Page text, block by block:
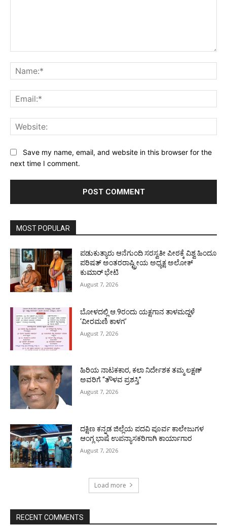
Save my name, email, and website in this browser for the
next time I comment.
MOST POPULAR
ಪಡುಕುತ್ಯಾರು ಆನೆಗುಂದಿ ಸರಸ್ವತೀ ಪೀಠಕ್ಕೆ ವಿಶ್ವ ಹಿಂದೂ
ಪರಿಷತ್ ಅಂತರರಾಷ್ಟ್ರೀಯ ಅಧ್ಯಕ್ಷ ಅಲೋಕ್
ಕುಮಾರ್ ಭೇಟಿ
August 7, 2026
ಬೋಳದಲ್ಲಿ ಆ.9ರಂದು ಯಕ್ಷಗಾನ ತಾಳಮದ್ದಳೆ
‘ವೀರಮಣಿ ಕಾಳಗ’
August 7, 2026
ಹಿರಿಯ ನಾಟಕಕಾರ, ಕಲಾ ನಿರ್ದೇಶಕ ತಮ್ಮ ಲಕ್ಷಣ್
ಅವರಿಗೆ “ತೌಳವ ಪ್ರಶಸ್ತಿ”
August 7, 2026
ದಕ್ಷಿಣ ಕನ್ನಡ ಜಿಲ್ಲೆಯ ಪದವಿ ಪೂರ್ವ ಕಾಲೇಜುಗಳ
ಆಂಗ್ಲ ಭಾಷೆ ಉಪನ್ಯಾಸಕರಿಗಾಗಿ ಕಾರ್ಯಾಗಾರ
August 7, 2026
Load more
RECENT COMMENTS